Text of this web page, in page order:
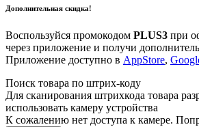
Дополнительная скидка!
Воспользуйся промокодом PLUS3 при
через приложение и получи
Приложение доступно в AppStore,
Поиск товара по штрих-коду
Для сканирования штрихкода товара
использовать камеру устройства
К сожалению нет доступа к камере.